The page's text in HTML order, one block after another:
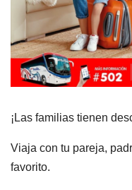
¡Las familias tienen
Viaja con tu pareja,
favorito.